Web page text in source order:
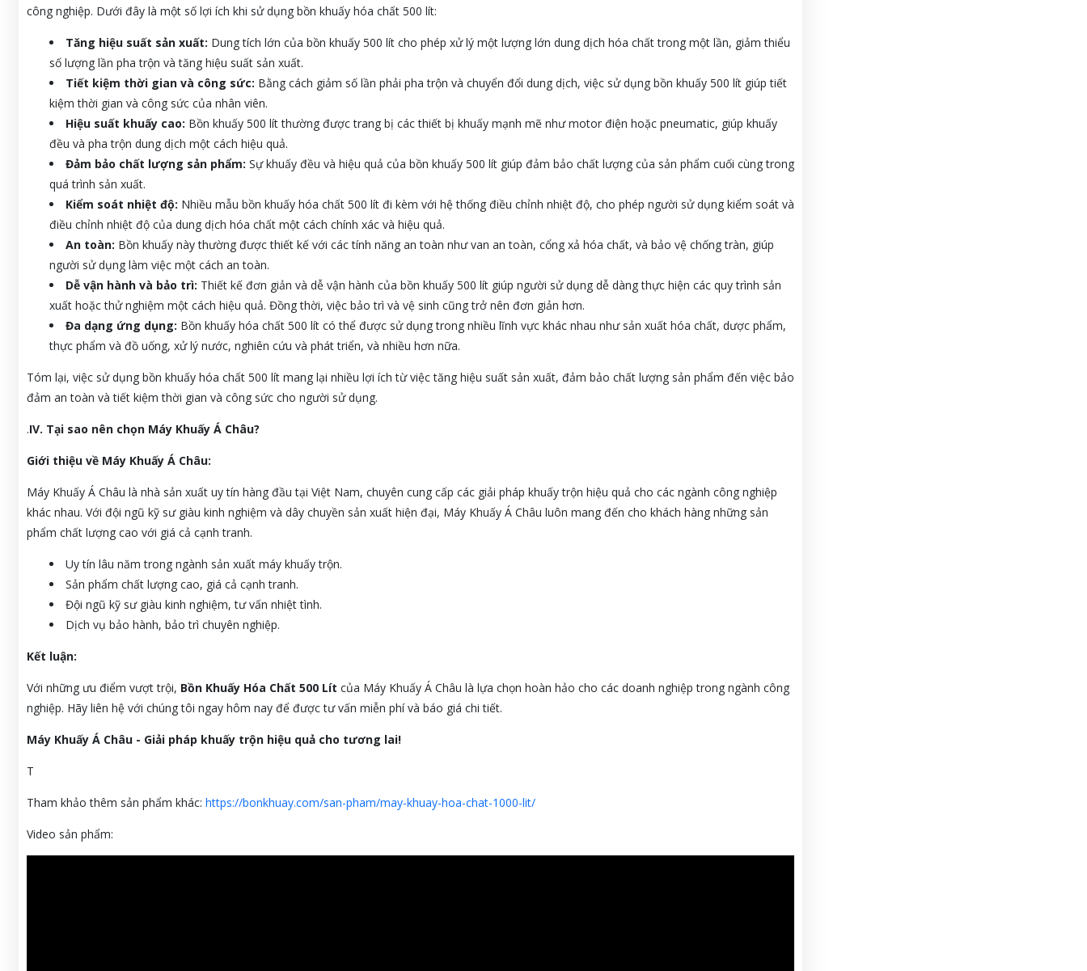
công nghiệp. Dưới đây là một số lợi ích khi sử dụng bồn khuấy hóa chất 500 lít:
Tăng hiệu suất sản xuất: Dung tích lớn của bồn khuấy 500 lít cho phép xử lý một lượng lớn dung dịch hóa chất trong một lần, giảm thiểu
số lượng lần pha trộn và tăng hiệu suất sản xuất.
Tiết kiệm thời gian và công sức: Bằng cách giảm số lần phải pha trộn và chuyển đổi dung dịch, việc sử dụng bồn khuấy 500 lít giúp tiết
kiệm thời gian và công sức của nhân viên.
Hiệu suất khuấy cao: Bồn khuấy 500 lít thường được trang bị các thiết bị khuấy mạnh mẽ như motor điện hoặc pneumatic, giúp khuấy
đều và pha trộn dung dịch một cách hiệu quả.
Đảm bảo chất lượng sản phẩm: Sự khuấy đều và hiệu quả của bồn khuấy 500 lít giúp đảm bảo chất lượng của sản phẩm cuối cùng trong
quá trình sản xuất.
Kiểm soát nhiệt độ: Nhiều mẫu bồn khuấy hóa chất 500 lít đi kèm với hệ thống điều chỉnh nhiệt độ, cho phép người sử dụng kiểm soát và
điều chỉnh nhiệt độ của dung dịch hóa chất một cách chính xác và hiệu quả.
An toàn: Bồn khuấy này thường được thiết kế với các tính năng an toàn như van an toàn, cổng xả hóa chất, và bảo vệ chống tràn, giúp
người sử dụng làm việc một cách an toàn.
Dễ vận hành và bảo trì: Thiết kế đơn giản và dễ vận hành của bồn khuấy 500 lít giúp người sử dụng dễ dàng thực hiện các quy trình sản
xuất hoặc thử nghiệm một cách hiệu quả. Đồng thời, việc bảo trì và vệ sinh cũng trở nên đơn giản hơn.
Đa dạng ứng dụng: Bồn khuấy hóa chất 500 lít có thể được sử dụng trong nhiều lĩnh vực khác nhau như sản xuất hóa chất, dược phẩm,
thực phẩm và đồ uống, xử lý nước, nghiên cứu và phát triển, và nhiều hơn nữa.
Tóm lại, việc sử dụng bồn khuấy hóa chất 500 lít mang lại nhiều lợi ích từ việc tăng hiệu suất sản xuất, đảm bảo chất lượng sản phẩm đến việc bảo
đảm an toàn và tiết kiệm thời gian và công sức cho người sử dụng.
.IV. Tại sao nên chọn Máy Khuấy Á Châu?
Giới thiệu về Máy Khuấy Á Châu:
Máy Khuấy Á Châu là nhà sản xuất uy tín hàng đầu tại Việt Nam, chuyên cung cấp các giải pháp khuấy trộn hiệu quả cho các ngành công nghiệp
khác nhau. Với đội ngũ kỹ sư giàu kinh nghiệm và dây chuyền sản xuất hiện đại, Máy Khuấy Á Châu luôn mang đến cho khách hàng những sản
phẩm chất lượng cao với giá cả cạnh tranh.
Uy tín lâu năm trong ngành sản xuất máy khuấy trộn.
Sản phẩm chất lượng cao, giá cả cạnh tranh.
Đội ngũ kỹ sư giàu kinh nghiệm, tư vấn nhiệt tình.
Dịch vụ bảo hành, bảo trì chuyên nghiệp.
Kết luận:
Với những ưu điểm vượt trội, Bồn Khuấy Hóa Chất 500 Lít của Máy Khuấy Á Châu là lựa chọn hoàn hảo cho các doanh nghiệp trong ngành công
nghiệp. Hãy liên hệ với chúng tôi ngay hôm nay để được tư vấn miễn phí và báo giá chi tiết.
Máy Khuấy Á Châu - Giải pháp khuấy trộn hiệu quả cho tương lai!
T
Tham khảo thêm sản phẩm khác: https://bonkhuay.com/san-pham/may-khuay-hoa-chat-1000-lit/
Video sản phẩm: